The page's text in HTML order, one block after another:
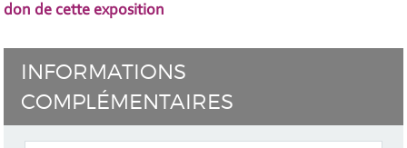
don de cette exposition
INFORMATIONS
COMPLÉMENTAIRES